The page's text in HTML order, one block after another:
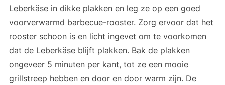
Leberkäse in dikke plakken en leg ze op een goed
voorverwarmd barbecue-rooster. Zorg ervoor dat het
rooster schoon is en licht ingevet om te voorkomen
dat de Leberkäse blijft plakken. Bak de plakken
ongeveer 5 minuten per kant, tot ze een mooie
grillstreep hebben en door en door warm zijn. De